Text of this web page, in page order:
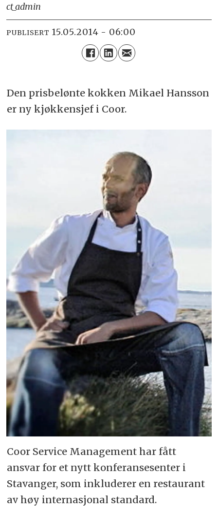
ct_admin
PUBLISERT 15.05.2014 - 06:00
Den prisbelønte kokken Mikael Hansson
er ny kjøkkensjef i Coor.
Coor Service Management har fått
ansvar for et nytt konferansesenter i
Stavanger, som inkluderer en restaurant
av høy internasjonal standard.